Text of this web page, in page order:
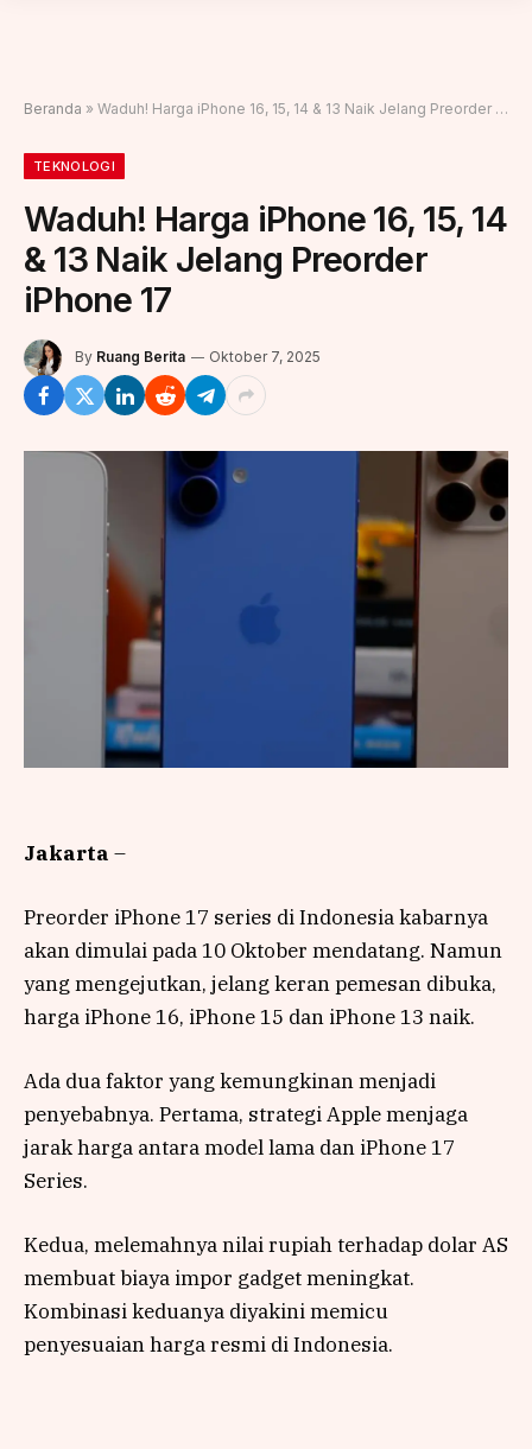
Beranda » Waduh! Harga iPhone 16, 15, 14 & 13 Naik Jelang Preorder iPhone 17
TEKNOLOGI
Waduh! Harga iPhone 16, 15, 14
& 13 Naik Jelang Preorder
iPhone 17
By Ruang Berita Oktober 7, 2025
Jakarta –
Preorder iPhone 17 series di Indonesia kabarnya
akan dimulai pada 10 Oktober mendatang. Namun
yang mengejutkan, jelang keran pemesan dibuka,
harga iPhone 16, iPhone 15 dan iPhone 13 naik.
Ada dua faktor yang kemungkinan menjadi
penyebabnya. Pertama, strategi Apple menjaga
jarak harga antara model lama dan iPhone 17
Series.
Kedua, melemahnya nilai rupiah terhadap dolar AS
membuat biaya impor gadget meningkat.
Kombinasi keduanya diyakini memicu
penyesuaian harga resmi di Indonesia.